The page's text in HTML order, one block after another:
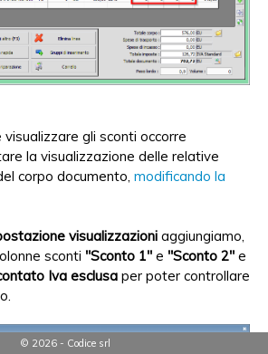
gli sconti occorre
la visualizzazione delle relative
corpo documento, modificando la
visualizzazioni aggiungiamo,
sconti "Sconto 1" e "Sconto 2" e
Iva esclusa per poter controllare
© 2026 - Codice srl